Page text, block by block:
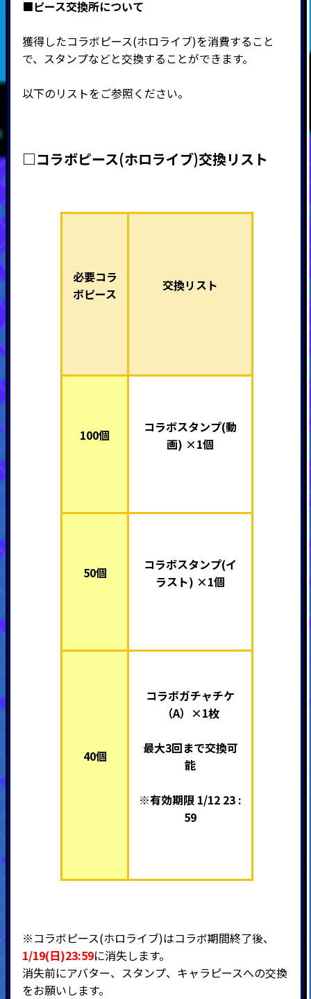
■ピース交換所について
獲得したコラボピース(ホロライブ)を消費すること
で、スタンプなどと交換することができます。
以下のリストをご参照ください。
□コラボピース(ホロライブ)交換リスト
必要コラ
ボピース
交換リスト
100個
コラボスタンプ(動
画) ×1個
50個
コラボスタンプ(イ
ラスト) ×1個
40個
コラボガチャチケ
（A）×1枚
最大3回まで交換可
能
※有効期限 1/12 23 :
59
※コラボピース(ホロライブ)はコラボ期間終了後、
1/19(日)23:59に消失します。
消失前にアバター、スタンプ、キャラピースへの交換
をお願いします。